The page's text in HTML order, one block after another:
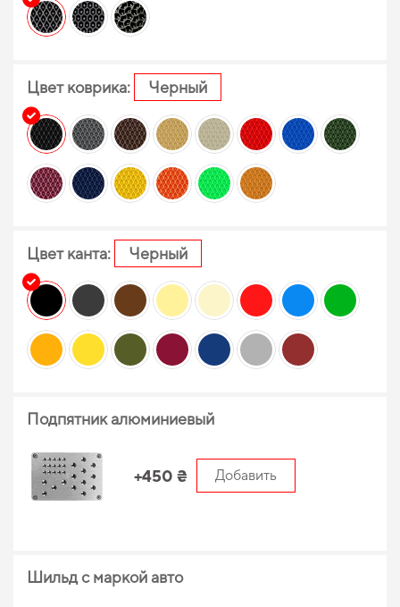
Цвет коврика: Черный
Цвет канта: Черный
Подпятник алюминиевый
+450 ₴ Добавить
Шильд с маркой авто